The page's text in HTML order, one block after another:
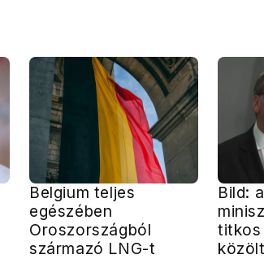
Belgium teljes
egészében
Oroszországból
származó LNG-t
Bild:
titkos